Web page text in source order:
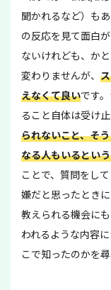
聞かれるなど）も
の反応を見て面白
ないけれども、か
変わりませんが、
えなくて良いです
ること自体は受け止
られないこと、そ
なる人もいるとい
ことで、質問をし
嫌だと思ったとき
教えられる機会に
われるような内容
こで知ったのかを